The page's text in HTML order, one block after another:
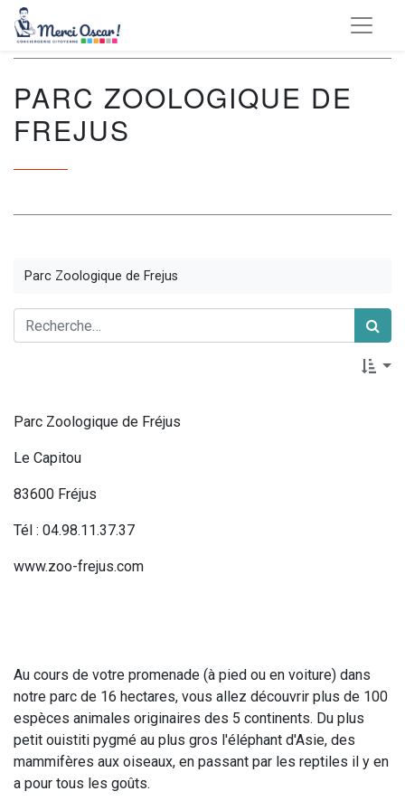
PARC ZOOLOGIQUE DE
FREJUS
Parc Zoologique de Frejus
Parc Zoologique de Fréjus
Le Capitou
83600 Fréjus
Tél : 04.98.11.37.37
www.zoo-frejus.com
Au cours de votre promenade (à pied ou en voiture) dans
notre parc de 16 hectares, vous allez découvrir plus de 100
espèces animales originaires des 5 continents. Du plus
petit ouistiti pygmé au plus gros l'éléphant d'Asie, des
mammifères aux oiseaux, en passant par les reptiles il y en
a pour tous les goûts.